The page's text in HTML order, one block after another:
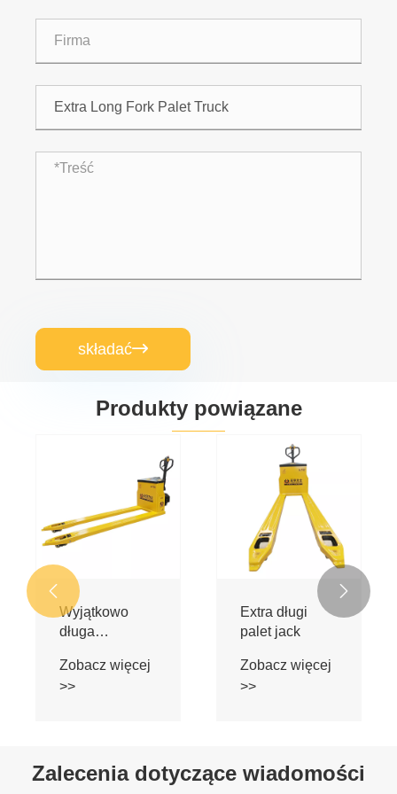
składać
Produkty powiązane
Wydłużona
elektryczna
paletowa 2000
mm
Zobacz więcej
>>
Wyjątkowo
długa
paletowa
Zobacz więcej
>>
 
Zalecenia dotyczące wiadomości